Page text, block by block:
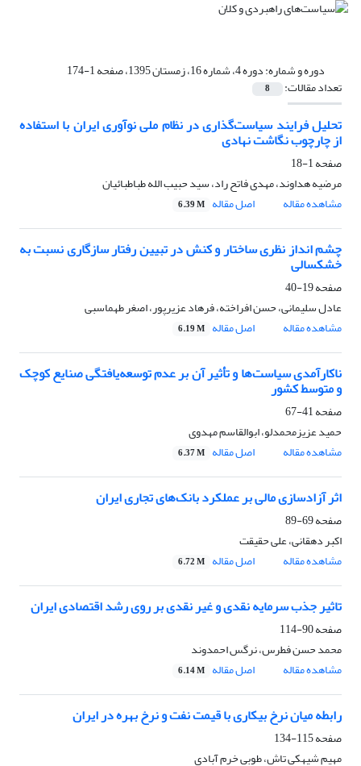
دوره و شماره:دوره 4، شماره 16، زمستان 1395، صفحه 1-174
تعداد مقالات: 8
تحلیل فرایند سیاست‌گذاری در نظام ملی نوآوری ایران با استفاده
از چارچوب نگاشت نهادی
صفحه1-18
مرضیه هداوند، مهدی فاتح راد، سید حبیب الله طباطبائیان
مشاهده مقاله
اصل مقاله 6.39 M
چشم انداز نظری ساختار و کنش در تبیین رفتار سازگاری نسبت به
خشکسالی
صفحه19-40
عادل سلیمانی، حسن افراخته، فرهاد عزیرپور، اصغر طهماسبی
مشاهده مقاله
اصل مقاله 6.19 M
ناکارآمدی سیاست‌ها و تأثیر آن بر عدم توسعه‌یافتگی صنایع کوچک
و متوسط کشور
صفحه41-67
حمید عزیزمحمدلو، ابوالقاسم مهدوی
مشاهده مقاله
اصل مقاله 6.37 M
اثر آزادسازی مالی بر عملکرد بانک‌های تجاری ایران
صفحه69-89
اکبر دهقانی، علی حقیقت
مشاهده مقاله
اصل مقاله 6.72 M
تاثیر جذب سرمایه نقدی و غیر نقدی بر روی رشد اقتصادی ایران
صفحه90-114
محمد حسن فطرس، نرگس احمدوند
مشاهده مقاله
اصل مقاله 6.14 M
رابطه میان نرخ بیکاری با قیمت نفت و نرخ بهره در ایران
صفحه115-134
مهیم شیهکی تاش، طوبی خرم آبادی